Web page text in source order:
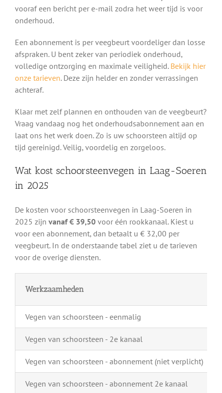
vooraf een bericht per e-mail zodra het weer tijd is voor
onderhoud.
Een abonnement is per veegbeurt voordeliger dan losse
afspraken. U bent zeker van periodiek onderhoud,
volledige ontzorging en maximale veiligheid. Bekijk hier
onze tarieven. Deze zijn helder en zonder verrassingen
achteraf.
Klaar met zelf plannen en onthouden van de veegbeurt?
Vraag vandaag nog het onderhoudsabonnement aan en
laat ons het werk doen. Zo is uw schoorsteen altijd op
tijd gereinigd. Veilig, voordelig en zorgeloos.
Wat kost schoorsteenvegen in Laag-Soeren
in 2025
De kosten voor schoorsteenvegen in Laag-Soeren in
2025 zijn vanaf € 39,50voor één rookkanaal. Kiest u
voor een abonnement, dan betaalt u € 32,00 per
veegbeurt. In de onderstaande tabel ziet u de tarieven
voor de overige diensten.
Werkzaamheden
Vegen van schoorsteen - eenmalig
Vegen van schoorsteen - 2e kanaal
Vegen van schoorsteen - abonnement (niet verplicht)
Vegen van schoorsteen - abonnement 2e kanaal